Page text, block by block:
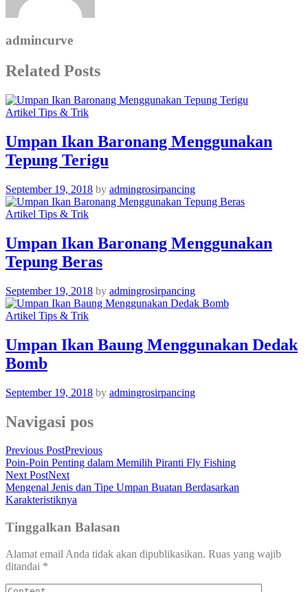
admincurve
Related Posts
Artikel Tips & Trik
Umpan Ikan Baronang Menggunakan
Tepung Terigu
September 19, 2018 by admingrosirpancing
Artikel Tips & Trik
Umpan Ikan Baronang Menggunakan
Tepung Beras
September 19, 2018 by admingrosirpancing
Artikel Tips & Trik
Umpan Ikan Baung Menggunakan Dedak
Bomb
September 19, 2018 by admingrosirpancing
Navigasi pos
Previous PostPrevious
Poin-Poin Penting dalam Memilih Piranti Fly Fishing
Next PostNext
Mengenal Jenis dan Tipe Umpan Buatan Berdasarkan
Karakteristiknya
Tinggalkan Balasan
Alamat email Anda tidak akan dipublikasikan. Ruas yang wajib
ditandai *